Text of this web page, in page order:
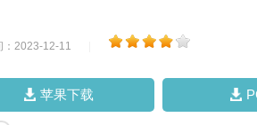
：2023-12-11
苹果下载